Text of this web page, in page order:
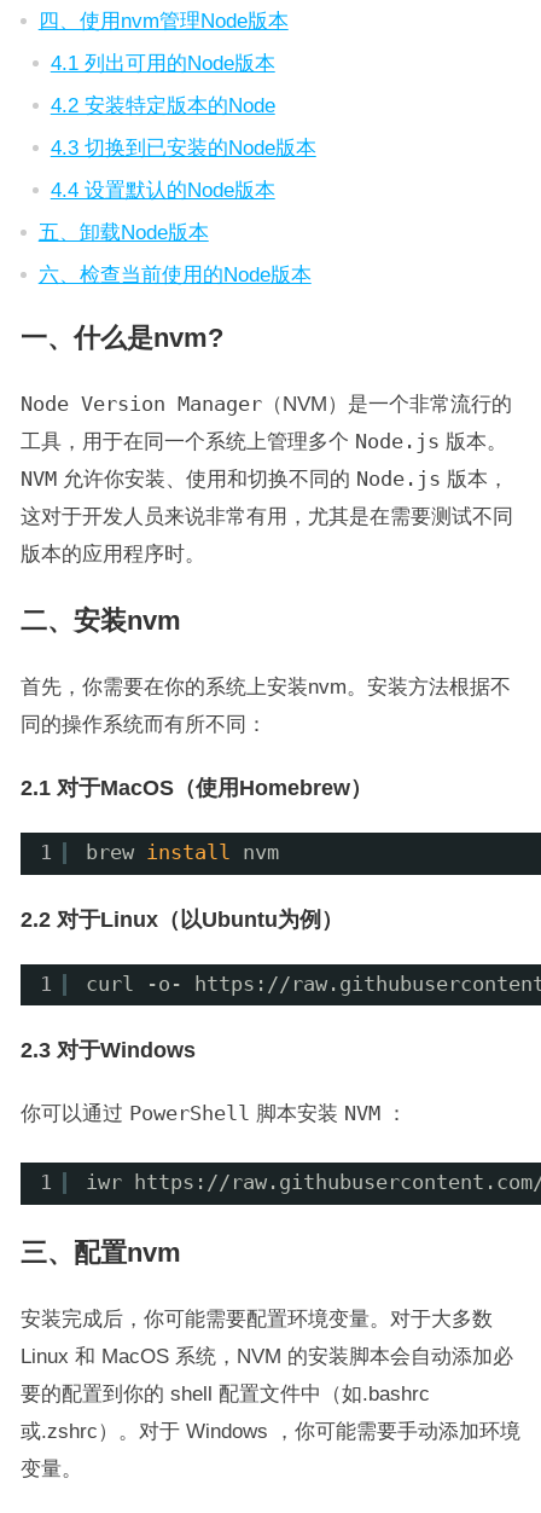
四、使用nvm管理Node版本
4.1 列出可用的Node版本
4.2 安装特定版本的Node
4.3 切换到已安装的Node版本
4.4 设置默认的Node版本
五、卸载Node版本
六、检查当前使用的Node版本
一、什么是nvm?
Node Version Manager（NVM）是一个非常流行的
工具，用于在同一个系统上管理多个 Node.js 版本。
NVM允许你安装、使用和切换不同的 Node.js 版本，
这对于开发人员来说非常有用，尤其是在需要测试不同
版本的应用程序时。
二、安装nvm
首先，你需要在你的系统上安装nvm。安装方法根据不
同的操作系统而有所不同：
2.1 对于MacOS（使用Homebrew）
1 brew install nvm
2.2 对于Linux（以Ubuntu为例）
1 curl -o- https: //raw
2.3 对于Windows
你可以通过 PowerShell 脚本安装 NVM：
1 iwr https: //raw .githubusercontent.com
三、配置nvm
安装完成后，你可能需要配置环境变量。对于大多数
Linux 和 MacOS 系统，NVM 的安装脚本会自动添加必
要的配置到你的 shell 配置文件中（如.bashrc
或.zshrc）。对于 Windows ，你可能需要手动添加环境
变量。